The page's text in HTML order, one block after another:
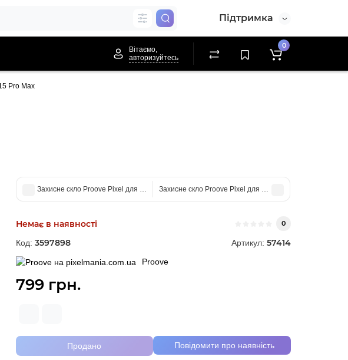
Підтримка
Вітаємо,
авторизуйтесь
0
Pro Max
Захисне скло Proove Pixel для iPhone 13/13 Pro/14/16eЗахисне скло Proove Pixel для iPhone 15 Pro
Немає в наявності 0
Код: 3597898 Артикул: 57414
Proove
799 грн.
Продано Повідомити про наявність